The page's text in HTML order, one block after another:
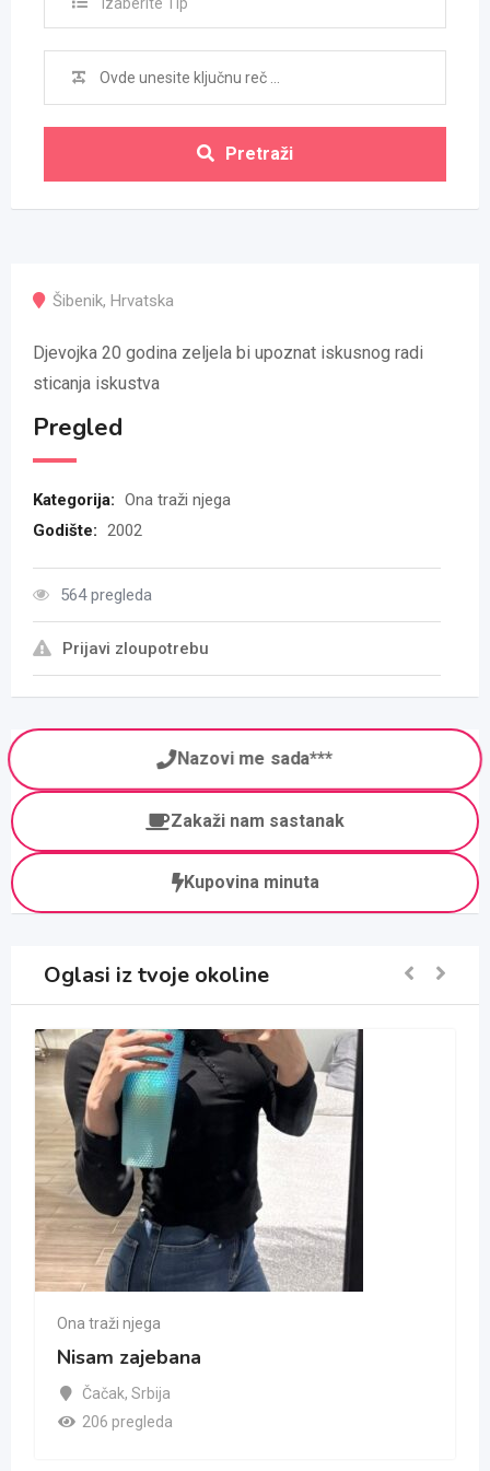
Izaberite Tip
Pretraži
Šibenik, Hrvatska
Djevojka 20 godina zeljela bi upoznat iskusnog radi
sticanja iskustva
Pregled
Kategorija: Ona traži njega
Godište: 2002
564 pregleda
Prijavi zloupotrebu
Nazovi me sada***
Zakaži nam sastanak
Kupovina minuta
Oglasi iz tvoje okoline
Ona traži njega
Nisam zajebana
Čačak, Srbija
206 pregleda